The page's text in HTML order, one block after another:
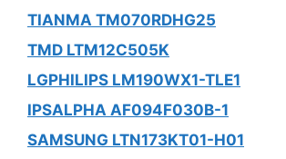
TIANMA TM070RDHG25
TMD LTM12C505K
LGPHILIPS LM190WX1-TLE1
IPSALPHA AF094F030B-1
SAMSUNG LTN173KT01-H01